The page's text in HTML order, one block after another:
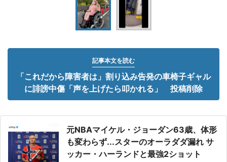
記事本文を読む
「これだから障害者は」割り込み告発の車椅子ギャル
に誹謗中傷「声を上げたら叩かれる」 投稿削除
元NBAマイケル・ジョーダン63歳、体形
も変わらず...スターのオーラダダ漏れ サ
ッカー・ハーランドと最強2ショット